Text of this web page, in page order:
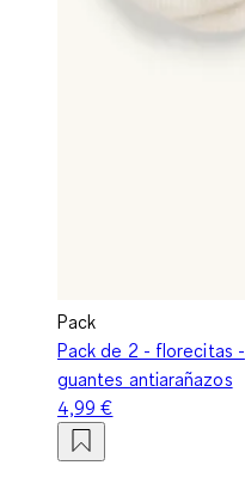
Pack
Pack de 2 - florecitas -
guantes antiarañazos
4,99 €